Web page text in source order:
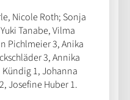
Nicole Roth; Sonja
Tanabe, Vilma
Pichlmeier 3, Anika
3, Annika
1, Johanna
Josefine Huber 1.